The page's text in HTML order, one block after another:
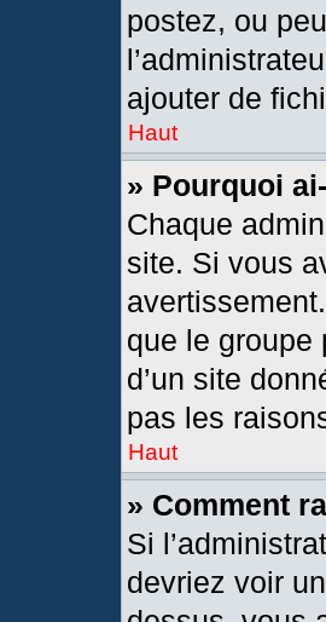
postez, ou
ajouter de
Haut
» Pourquoi
Chaque
site. Si vous
que le groupe
d’un site
pas les
Haut
» Comment
Si
devriez voir